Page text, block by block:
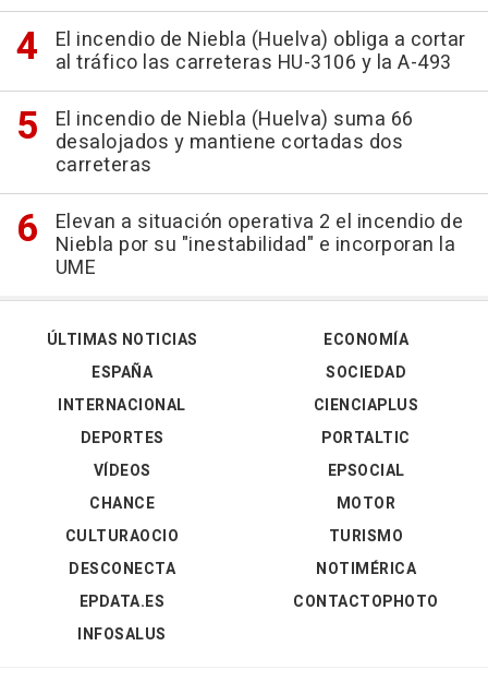
El incendio de Niebla (Huelva) obliga a cortar
al tráfico las carreteras HU-3106 y la A-493
El incendio de Niebla (Huelva) suma 66
desalojados y mantiene cortadas dos
carreteras
Elevan a situación operativa 2 el incendio de
Niebla por su "inestabilidad" e incorporan la
UME
ÚLTIMAS NOTICIAS
ESPAÑA
INTERNACIONAL
DEPORTES
VÍDEOS
ECONOMÍA
SOCIEDAD
CIENCIAPLUS
PORTALTIC
EPSOCIAL
CHANCE
CULTURAOCIO
DESCONECTA
EPDATA.ES
INFOSALUS
MOTOR
TURISMO
NOTIMÉRICA
CONTACTOPHOTO